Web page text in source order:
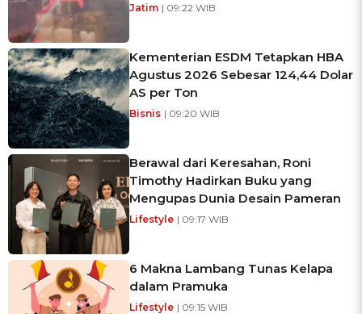
Jatim | 09:22 WIB
Kementerian ESDM Tetapkan HBA
Agustus 2026 Sebesar 124,44 Dolar
AS per Ton
Bisnis | 09:20 WIB
Berawal dari Keresahan, Roni
Timothy Hadirkan Buku yang
Mengupas Dunia Desain Pameran
Lifestyle | 09:17 WIB
6 Makna Lambang Tunas Kelapa
dalam Pramuka
Lifestyle | 09:15 WIB